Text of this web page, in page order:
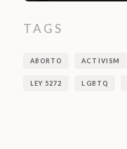
TAGS
ABORTO ACTIVISM
LEY 5272 LGBTQ